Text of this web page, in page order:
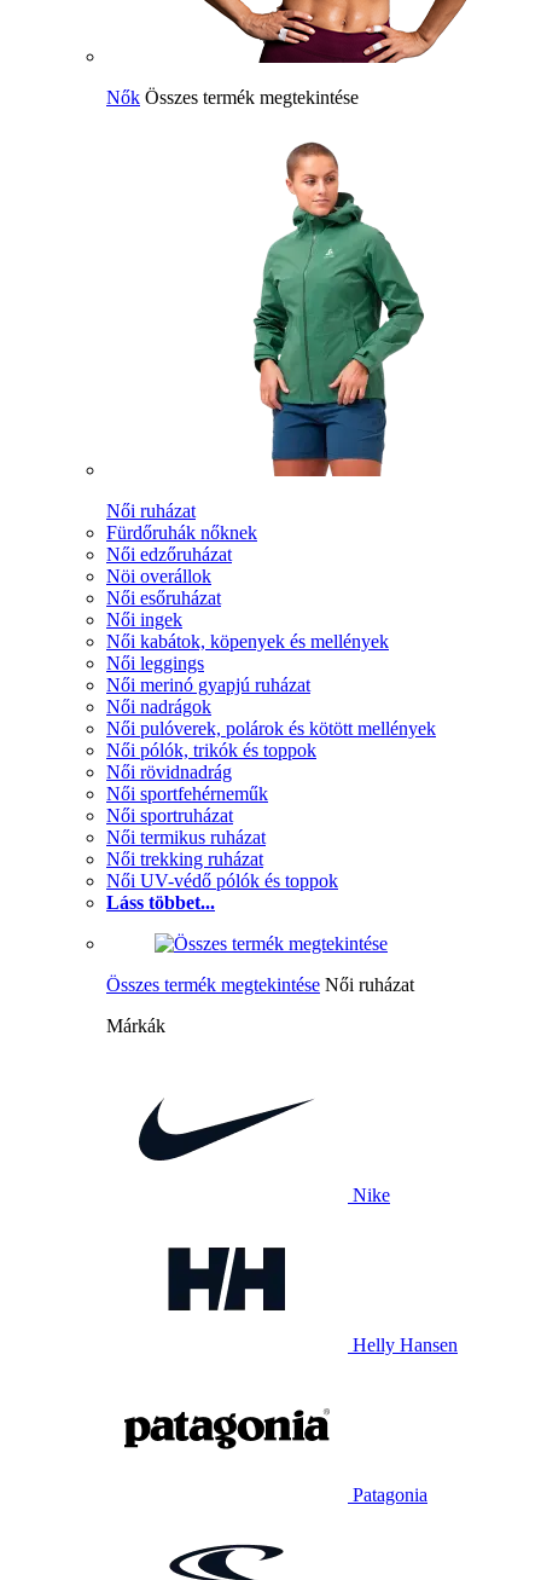
Nők Összes termék megtekintése
Női ruházat
Fürdőruhák nőknek
Női edzőruházat
Nöi overállok
Női esőruházat
Női ingek
Női kabátok, köpenyek és mellények
Női leggings
Női merinó gyapjú ruházat
Női nadrágok
Női pulóverek, polárok és kötött mellények
Női pólók, trikók és toppok
Női rövidnadrág
Női sportfehérneműk
Női sportruházat
Női termikus ruházat
Női trekking ruházat
Női UV-védő pólók és toppok
Láss többet...
Összes termék megtekintése Női ruházat
Márkák
Nike
Helly Hansen
Patagonia